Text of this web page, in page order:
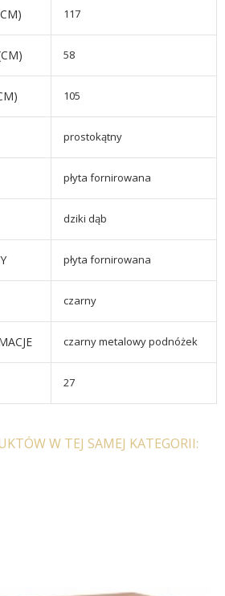
117
58
105
prostokątny
płyta fornirowana
dziki dąb
płyta fornirowana
czarny
czarny metalowy podnóżek
27
W TEJ SAMEJ KATEGORII: